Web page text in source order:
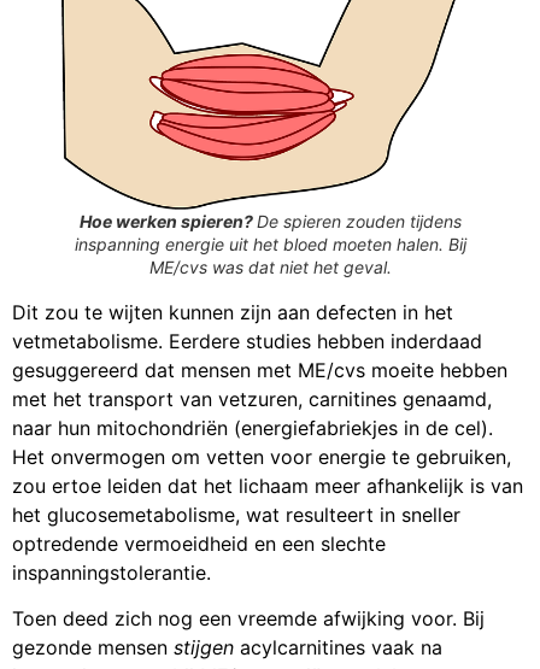
Hoe werken spieren?De spieren zouden tijdens
inspanning energie uit het bloed moeten halen. Bij
ME/cvs was dat niet het geval.
Dit zou te wijten kunnen zijn aan defecten in het
vetmetabolisme. Eerdere studies hebben inderdaad
gesuggereerd dat mensen met ME/cvs moeite hebben
met het transport van vetzuren, carnitines genaamd,
naar hun mitochondriën (energiefabriekjes in de cel).
Het onvermogen om vetten voor energie te gebruiken,
zou ertoe leiden dat het lichaam meer afhankelijk is van
het glucosemetabolisme, wat resulteert in sneller
optredende vermoeidheid en een slechte
inspanningstolerantie.
Toen deed zich nog een vreemde afwijking voor. Bij
gezonde mensen stijgen acylcarnitines vaak na